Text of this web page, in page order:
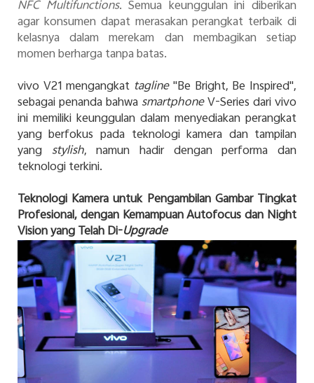
NFC Multifunctions. Semua keunggulan ini diberikan
agar konsumen dapat merasakan perangkat terbaik di
kelasnya dalam merekam dan membagikan setiap
momen berharga tanpa batas.
vivo V21 mengangkat tagline"Be Bright, Be Inspired",
sebagai penanda bahwasmartphoneV-Series dari vivo
ini memiliki keunggulan dalam menyediakan perangkat
yang berfokus pada teknologi kamera dan tampilan
yang stylish, namun hadir dengan performa dan
teknologi terkini.
Teknologi Kamera untuk Pengambilan Gambar Tingkat
Profesional, dengan Kemampuan Autofocus dan Night
Vision yang Telah Di-Upgrade